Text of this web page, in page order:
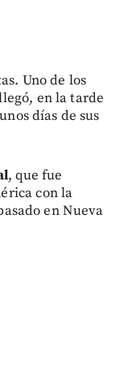
Uno de los
en la tarde
días de sus
, que fue
con la
en Nueva